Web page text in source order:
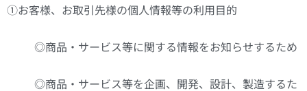
①お客様、お取引先様の個人情報等の利用目的
◎商品・サービス等に関する情報をお知らせするため
◎商品・サービス等を企画、開発、設計、製造するた